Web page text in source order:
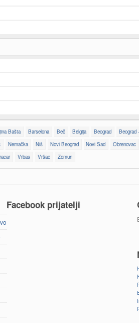
Bašta Barselona Beč Belgija Beograd Beograd
Nemačka Niš Novi Beograd Novi Sad Obrenovac
Vrbas Vršac Zemun
Facebook prijatelji